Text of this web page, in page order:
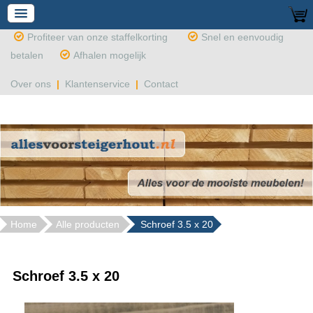
Profiteer van onze staffelkorting
Snel en eenvoudig
betalen
Afhalen mogelijk
Over ons | Klantenservice | Contact
Home Alle producten Schroef 3.5 x 20
Schroef 3.5 x 20